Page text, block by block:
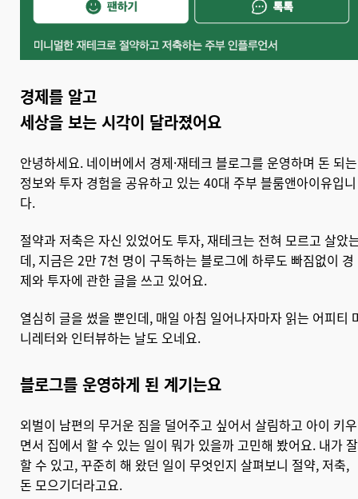
경제를 알고
세상을 보는 시각이 달라졌어요
안녕하세요. 네이버에서 경제·재테크 블로그를 운영하며 돈 되는
정보와 투자 경험을 공유하고 있는 40대 주부 블룸앤아이유입니
다.
절약과 저축은 자신 있었어도 투자, 재테크는 전혀 모르고 살았
데, 지금은 2만 7천 명이 구독하는 블로그에 하루도 빠짐없이 경
제와 투자에 관한 글을 쓰고 있어요.
열심히 글을 썼을 뿐인데, 매일 아침 일어나자마자 읽는 어피티
니레터와 인터뷰하는 날도 오네요.
블로그를 운영하게 된 계기는요
외벌이 남편의 무거운 짐을 덜어주고 싶어서 살림하고 아이 키우
면서 집에서 할 수 있는 일이 뭐가 있을까 고민해 봤어요. 내가 잘
할 수 있고, 꾸준히 해 왔던 일이 무엇인지 살펴보니 절약, 저축,
돈 모으기더라고요.